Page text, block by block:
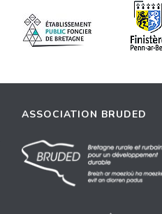
ASSOCIATION BRUDED